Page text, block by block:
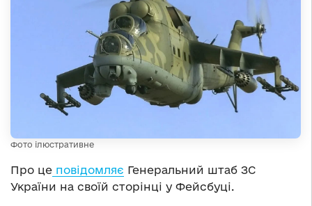
Фото ілюстративне
Про це повідомляє Генеральний штаб ЗС
України на своїй сторінці у Фейсбуці.